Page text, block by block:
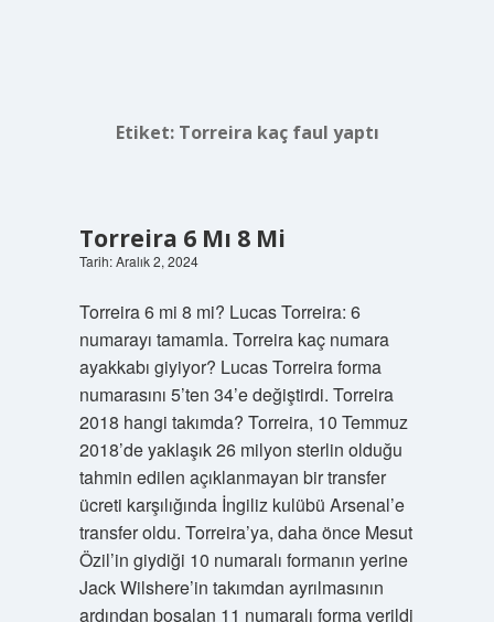
Etiket: Torreira kaç faul yaptı
Torreira 6 Mı 8 Mi
Tarih: Aralık 2, 2024
Torreira 6 mi 8 mi? Lucas Torreira: 6
numarayı tamamla. Torreira kaç numara
ayakkabı giyiyor? Lucas Torreira forma
numarasını 5’ten 34’e değiştirdi. Torreira
2018 hangi takımda? Torreira, 10 Temmuz
2018’de yaklaşık 26 milyon sterlin olduğu
tahmin edilen açıklanmayan bir transfer
ücreti karşılığında İngiliz kulübü Arsenal’e
transfer oldu. Torreira’ya, daha önce Mesut
Özil’in giydiği 10 numaralı formanın yerine
Jack Wilshere’in takımdan ayrılmasının
ardından boşalan 11 numaralı forma verildi